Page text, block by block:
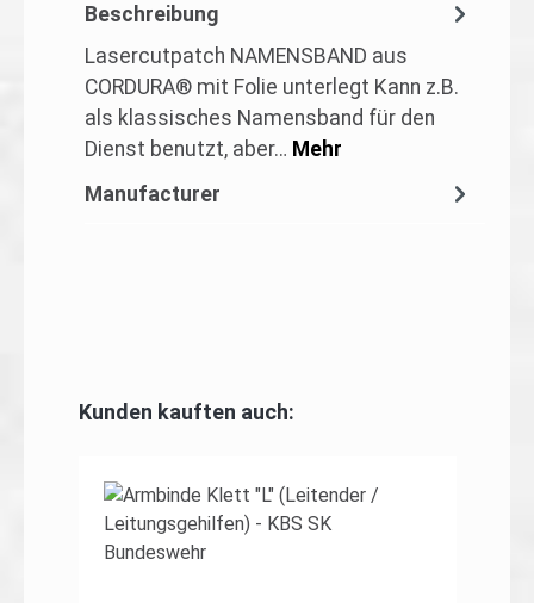
Beschreibung
Lasercutpatch NAMENSBAND aus
CORDURA® mit Folie unterlegt Kann z.B.
als klassisches Namensband für den
Dienst benutzt, aber… Mehr
Manufacturer
Produktgalerie überspringen
Kunden kauften auch: